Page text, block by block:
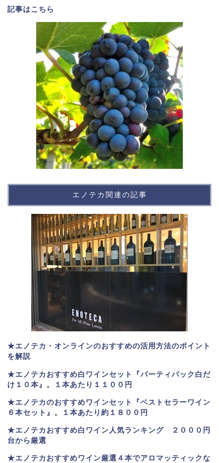
記事はこちら
エノテカ関連の記事
★エノテカ・オンラインのおすすめの活用方法のポイント
を解説
★エノテカおすすめ白ワインセット『パーティパック白だ
け１０本』。１本あたり１１００円
★エノテカのおすすめワインセット『ベストセラーワイン
６本セット』。
１本あたり約１８００円
★エノテカおすすめ白ワイン人気ランキング ２０００円
台から厳選
★エノテカおすすめワイン厳選４本でアロマッティックな